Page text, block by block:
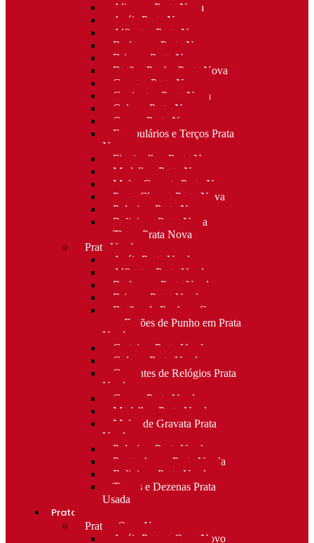
Alianças Prata Nova
Anéis Prata Nova
Alfinetes Prata Nova
Berloques Prata Nova
Brincos Prata Nova
Botões Punho Prata Nova
Canetas Prata Nova
Conjuntos Prata Nova
Colares Prata Nova
Cruzes Prata Nova
Escapulários e Terços Prata
Nova
Fios/malhas Prata Nova
Medalhas Prata Nova
Molas Gravata Prata Nova
Porta-Chaves Prata Nova
Pulseiras Prata Nova
Religioso Prata Nova
Tiaras Prata Nova
Prata Usada
Anéis Prata Usada
Alfinetes Prata Usada
Berloques Prata Usada
Brincos Prata Usada
Botões de Punho e Capas
para Botões de Punho em Prata
Usada
Carteiras Prata Usada
Colares Prata Usada
Correntes de Relógios Prata
Usada
Cruzes Prata Usada
Medalhas Prata Usada
Molas de Gravata Prata
Usada
Pulseiras Prata Usada
Porta-chaves Prata Usada
Religioso Prata Usada
Terços e Dezenas Prata
Usada
Prata e ouro
Prata e Ouro Novo
Anéis Prata e Ouro Novo